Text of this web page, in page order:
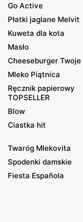
Go Active
Płatki jaglane Melvit
Kuweta dla kota
Masło
Cheeseburger
Mleko Piątnica
Ręcznik papierowy
TOPSELLER
Blow
Ciastka hit
Twaróg Mlekovita
Spodenki damskie
Fiesta Española